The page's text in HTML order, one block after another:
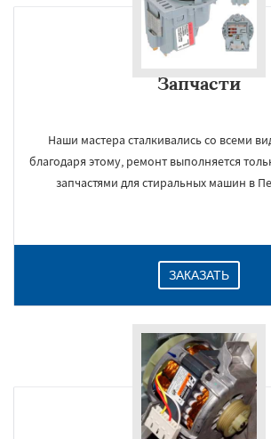
Запчасти
Наши мастера сталкивались со всеми
благодаря этому, ремонт выполняется
запчастями для стиральных машин в
ЗАКАЗАТЬ